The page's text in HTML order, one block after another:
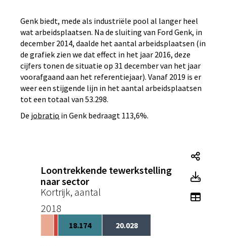
Genk biedt, mede als industriële pool al langer heel
wat arbeidsplaatsen. Na de sluiting van Ford Genk, in
december 2014, daalde het aantal arbeidsplaatsen (in
de grafiek zien we dat effect in het jaar 2016, deze
cijfers tonen de situatie op 31 december van het jaar
voorafgaand aan het referentiejaar). Vanaf 2019 is er
weer een stijgende lijn in het aantal arbeidsplaatsen
tot een totaal van 53.298.
De jobratio in Genk bedraagt 113,6%.
Loontrekkende tewerkstelling
naar sector
Kortrijk, aantal
2018
18.174 20.028
Toon